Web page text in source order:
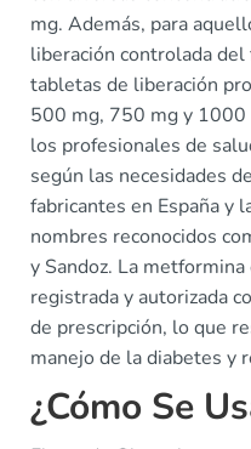
mg. Además, para
liberación controlada
tabletas de liberación
500 mg, 750 mg y
los profesionales de
según las necesidades
fabricantes en España y
nombres reconocidos
y Sandoz. La
registrada y autorizada
de prescripción, lo que
manejo de la diabetes y
¿Cómo Se